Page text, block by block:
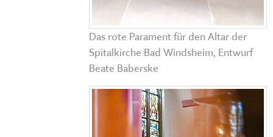
Das rote Parament für den Altar der
Spitalkirche Bad Windsheim, Entwurf
Beate Baberske